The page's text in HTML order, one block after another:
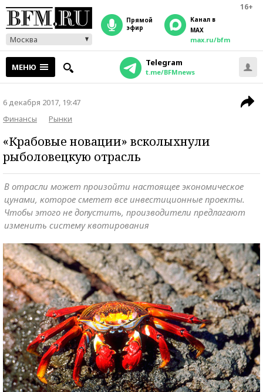
16+
Москва
прямой
эфир
Канал в
MAX
max.ru/bfm
МЕНЮ Telegram
t.me/BFMnews
6 декабря 2017, 19:47
Финансы
Рынки
«Крабовые новации» всколыхнули
рыболовецкую отрасль
В отрасли может произойти настоящее экономическое
цунами, которое сметет все инвестиционные проекты.
Чтобы этого не допустить, производители предлагают
изменить систему квотирования